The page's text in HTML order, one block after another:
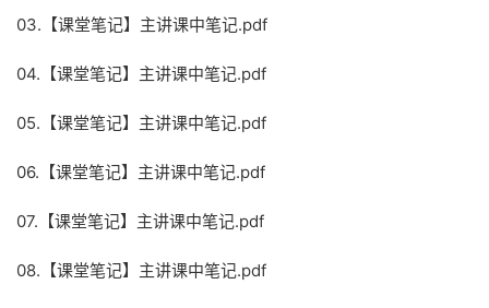
03.【课堂笔记】主讲课中笔记.pdf
04.【课堂笔记】主讲课中笔记.pdf
05.【课堂笔记】主讲课中笔记.pdf
06.【课堂笔记】主讲课中笔记.pdf
07.【课堂笔记】主讲课中笔记.pdf
08.【课堂笔记】主讲课中笔记.pdf